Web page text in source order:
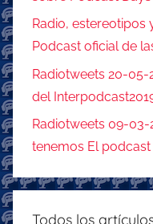
Radio, estereotipos
Podcast oficial de
Radiotweets 20-05-
del
Radiotweets 09-03-
tenemos El
Todos los